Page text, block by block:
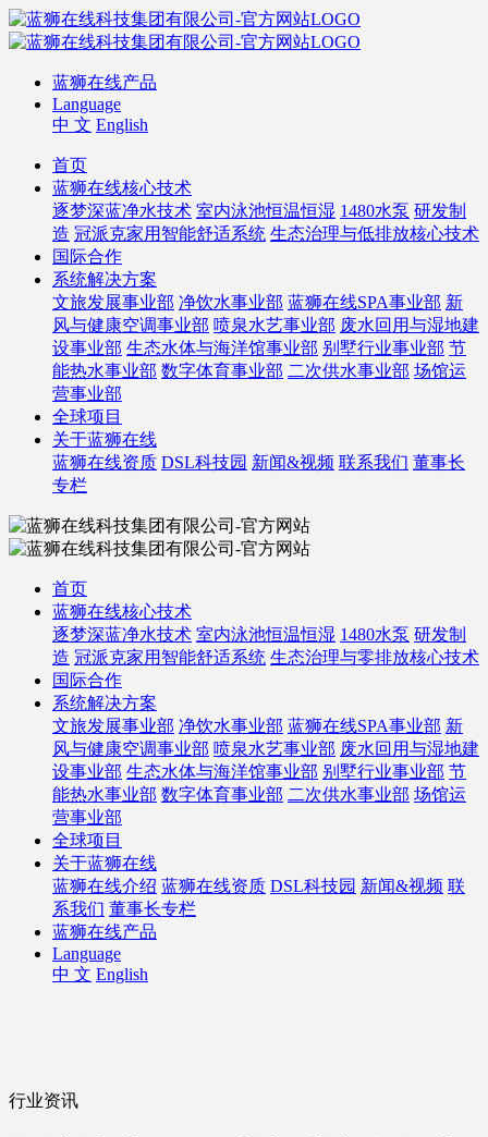
蓝狮在线产品
Language
中 文 English
首页
蓝狮在线核心技术
逐梦深蓝净水技术 室内泳池恒温恒湿 1480水泵 研发制
造 冠派克家用智能舒适系统 生态治理与低排放核心技术
国际合作
系统解决方案
文旅发展事业部 净饮水事业部 蓝狮在线SPA事业部 新
风与健康空调事业部 喷泉水艺事业部 废水回用与湿地建
设事业部 生态水体与海洋馆事业部 别墅行业事业部 节
能热水事业部 数字体育事业部 二次供水事业部 场馆运
营事业部
全球项目
关于蓝狮在线
蓝狮在线资质 DSL科技园 新闻&视频 联系我们 董事长
专栏
首页
蓝狮在线核心技术
逐梦深蓝净水技术 室内泳池恒温恒湿 1480水泵 研发制
造 冠派克家用智能舒适系统 生态治理与零排放核心技术
国际合作
系统解决方案
文旅发展事业部 净饮水事业部 蓝狮在线SPA事业部 新
风与健康空调事业部 喷泉水艺事业部 废水回用与湿地建
设事业部 生态水体与海洋馆事业部 别墅行业事业部 节
能热水事业部 数字体育事业部 二次供水事业部 场馆运
营事业部
全球项目
关于蓝狮在线
蓝狮在线介绍 蓝狮在线资质 DSL科技园 新闻&视频 联
系我们 董事长专栏
蓝狮在线产品
Language
中 文 English
行业资讯